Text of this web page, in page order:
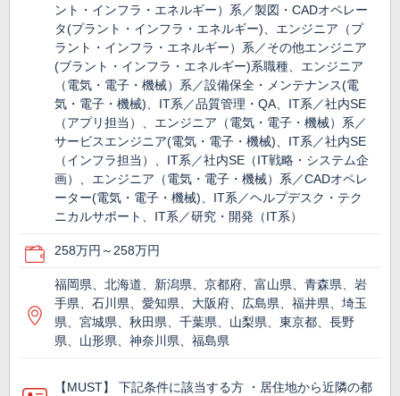
ント・インフラ・エネルギー）系／製図・CADオペレー
タ(プラント・インフラ・エネルギー)、エンジニア（プ
ラント・インフラ・エネルギー）系／その他エンジニア
(ブラント・インフラ・エネルギー)系職種、エンジニア
（電気・電子・機械）系／設備保全・メンテナンス(電
気・電子・機械)、IT系／品質管理・QA、IT系／社内SE
（アプリ担当）、エンジニア（電気・電子・機械）系／
サービスエンジニア(電気・電子・機械)、IT系／社内SE
（インフラ担当）、IT系／社内SE（IT戦略・システム企
画）、エンジニア（電気・電子・機械）系／CADオペレ
ーター(電気・電子・機械)、IT系／ヘルプデスク・テク
ニカルサポート、IT系／研究・開発（IT系）
258万円～258万円
福岡県、北海道、新潟県、京都府、富山県、青森県、岩
手県、石川県、愛知県、大阪府、広島県、福井県、埼玉
県、宮城県、秋田県、千葉県、山梨県、東京都、長野
県、山形県、神奈川県、福島県
【MUST】 下記条件に該当する方 ・居住地から近隣の都